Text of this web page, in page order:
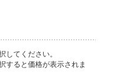
してください。
すると価格が表示されま